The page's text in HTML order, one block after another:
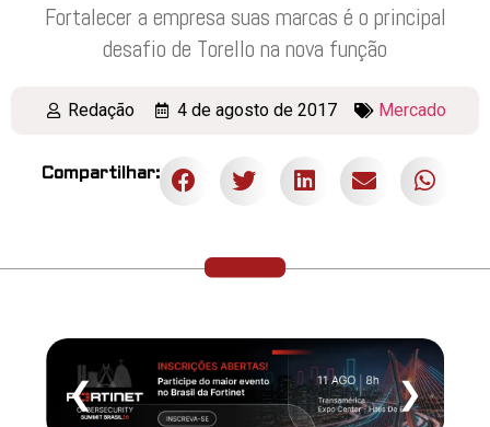
Fortalecer a empresa suas marcas é o principal
desafio de Torello na nova função
Redação 4 de agosto de 2017 Mercado
Compartilhar:
❮ ❯